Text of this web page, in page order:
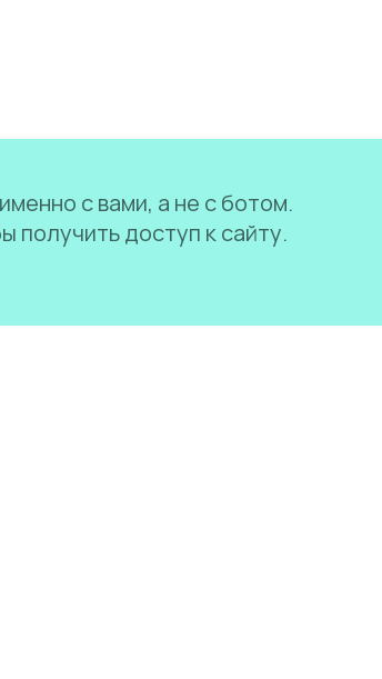
с вами, а не с ботом.
получить доступ к сайту.